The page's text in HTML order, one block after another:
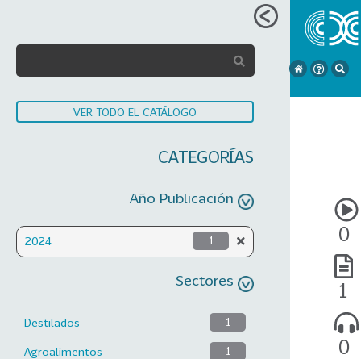
VER TODO EL CATÁLOGO
CATEGORÍAS
Año Publicación
2024 1
Sectores
Destilados 1
Agroalimentos 1
0
1
0